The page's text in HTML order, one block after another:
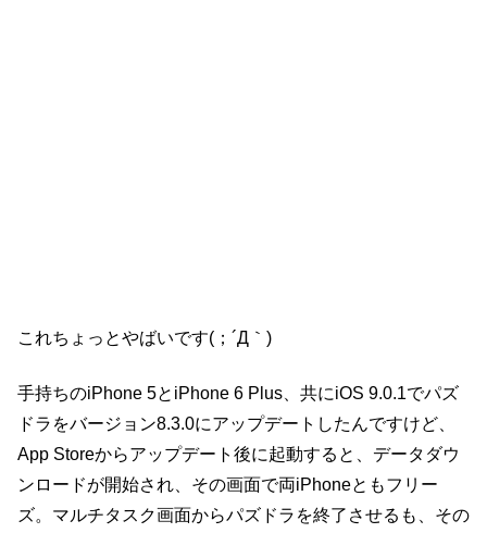
これちょっとやばいです(；´Д｀)
手持ちのiPhone 5とiPhone 6 Plus、共にiOS 9.0.1でパズ
ドラをバージョン8.3.0にアップデートしたんですけど、
App Storeからアップデート後に起動すると、データダウ
ンロードが開始され、その画面で両iPhoneともフリー
ズ。マルチタスク画面からパズドラを終了させるも、その